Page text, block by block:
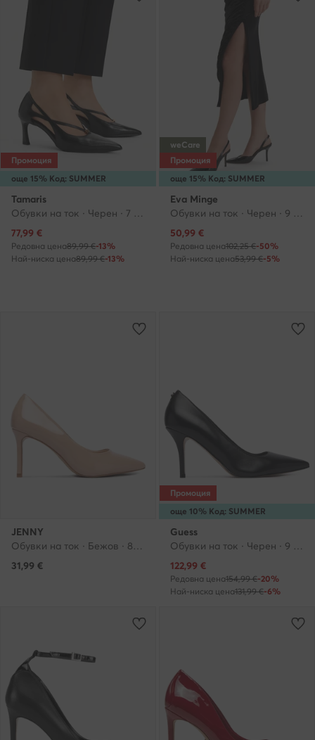
още 15% Код: SUMMER
Промоция
Tamaris
Обувки на ток · Черен · 7 cm
Актуална цена
77,99 €
Редовна цена89,99 €-13%
Най-ниска цена89,99 €-13%
още 15% Код: SUMMER
weCare
Промоция
Eva Minge
Обувки на ток · Черен · 9 cm
Актуална цена
50,99 €
Редовна цена102,25 €-50%
Най-ниска цена53,99 €-5%
JENNY
Обувки на ток · Бежов · 8 cm
31,99 €
още 10% Код: SUMMER
Промоция
Guess
Обувки на ток · Черен · 9 cm
Актуална цена
122,99 €
Редовна цена154,99 €-20%
Най-ниска цена131,99 €-6%